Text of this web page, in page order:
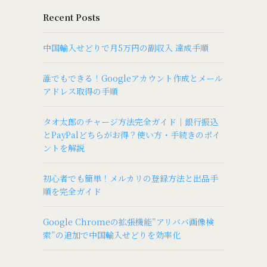
Recent Posts
中国輸入せどりで月5万円の副収入 達成手順
誰でもできる！Googleアカウント作成とメール
アドレス取得の手順
タオ太郎のチャージ方法完全ガイド｜銀行振込
とPayPalどちらがお得？使い方・手続きのポイ
ントを解説
初心者でも簡単！メルカリの登録方法と出品手
順を完全ガイド
Google Chromeの拡張機能”アリババ画像検
索”の追加で中国輸入せどりを効率化